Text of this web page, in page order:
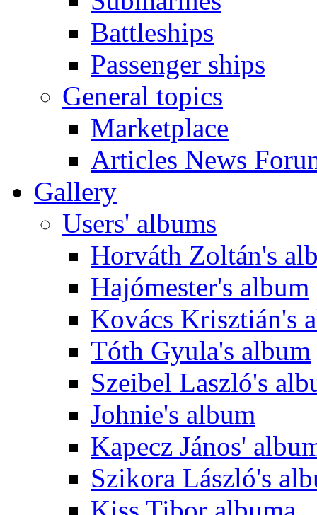
Battleships
Passenger ships
General topics
Marketplace
Articles News
Gallery
Users' albums
Horváth Zoltán's
Hajómester's album
Kovács Krisztián's
Tóth Gyula's album
Szeibel Laszló's
Johnie's album
Kapecz János'
Szikora László's